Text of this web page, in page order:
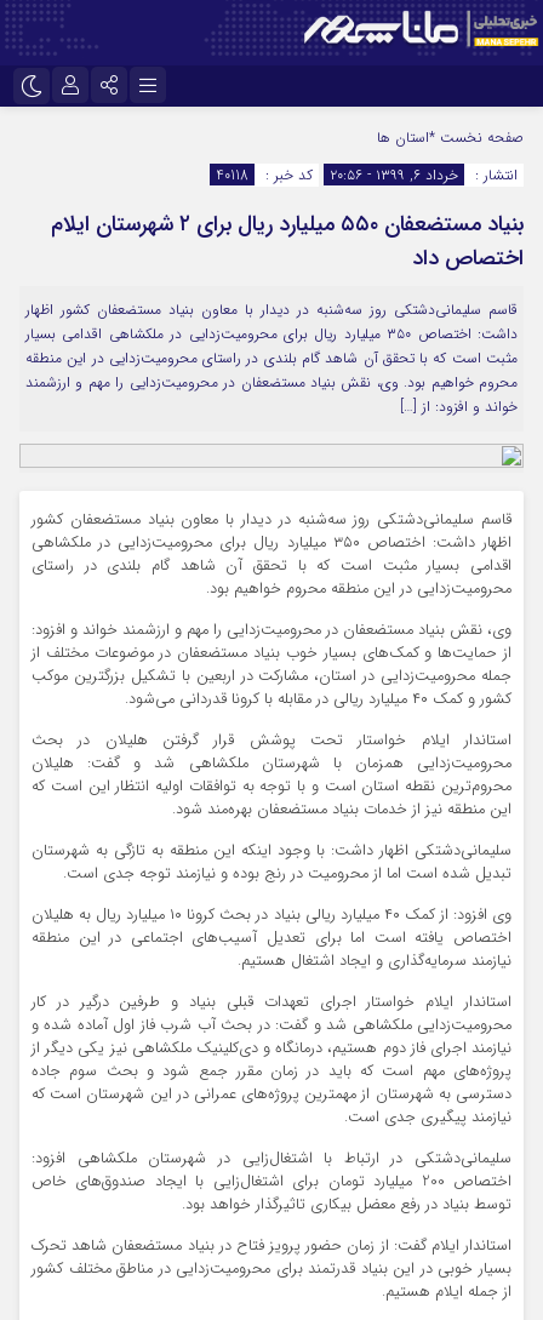
اینستاگرام
سروش
ایتا
آپارات
نام کاربری یا نشانی ایمیل
رمز عبور
مرا به خاطر بسپار
صفحه نخست *استان ها
انتشار :
خرداد ۶, ۱۳۹۹ - ۲۰:۵۶ کد خبر : 40118
بنیاد مستضعفان ۵۵۰ میلیارد ریال برای ۲ شهرستان ایلام
اختصاص داد
قاسم سلیمانی‌دشتکی روز سه‌شنبه در دیدار با معاون بنیاد مستضعفان کشور اظهار
داشت: اختصاص ۳۵۰ میلیارد ریال برای محرومیت‌زدایی در ملکشاهی اقدامی بسیار
مثبت است که با تحقق آن شاهد گام بلندی در راستای محرومیت‌زدایی در این منطقه
محروم خواهیم بود. وی، نقش بنیاد مستضعفان در محرومیت‌زدایی را مهم و ارزشمند
خواند و افزود: از […]
قاسم سلیمانی‌دشتکی روز سه‌شنبه در دیدار با معاون بنیاد مستضعفان کشور
اظهار داشت: اختصاص ۳۵۰ میلیارد ریال برای محرومیت‌زدایی در ملکشاهی
اقدامی بسیار مثبت است که با تحقق آن شاهد گام بلندی در راستای
محرومیت‌زدایی در این منطقه محروم خواهیم بود.
وی، نقش بنیاد مستضعفان در محرومیت‌زدایی را مهم و ارزشمند خواند و افزود:
از حمایت‌ها و کمک‌های بسیار خوب بنیاد مستضعفان در موضوعات مختلف از
جمله محرومیت‌زدایی در استان، مشارکت در اربعین با تشکیل بزرگترین موکب
کشور و کمک ۴۰ میلیارد ریالی در مقابله با کرونا قدردانی می‌شود.
استاندار ایلام خواستار تحت پوشش قرار گرفتن هلیلان در بحث
محرومیت‌زدایی همزمان با شهرستان ملکشاهی شد و گفت: هلیلان
محروم‌ترین نقطه استان است و با توجه به توافقات اولیه انتظار این است که
این منطقه نیز از خدمات بنیاد مستضعفان بهره‌مند شود.
سلیمانی‌دشتکی اظهار داشت: با وجود اینکه این منطقه به تازگی به شهرستان
تبدیل شده است اما از محرومیت در رنج بوده و نیازمند توجه جدی است.
وی افزود: از کمک ۴۰ میلیارد ریالی بنیاد در بحث کرونا ۱۰ میلیارد ریال به هلیلان
اختصاص یافته است اما برای تعدیل آسیب‌های اجتماعی در این منطقه
نیازمند سرمایه‌گذاری و ایجاد اشتغال هستیم.
استاندار ایلام خواستار اجرای تعهدات قبلی بنیاد و طرفین درگیر در کار
محرومیت‌زدایی ملکشاهی شد و گفت: در بحث آب شرب فاز اول آماده شده و
نیازمند اجرای فاز دوم هستیم، درمانگاه و دی‌کلینیک ملکشاهی نیز یکی دیگر از
پروژه‌های مهم است که باید در زمان مقرر جمع شود و بحث سوم جاده
دسترسی به شهرستان از مهمترین پروژه‌های عمرانی در این شهرستان است که
نیازمند پیگیری جدی است.
سلیمانی‌دشتکی در ارتباط با اشتغال‌زایی در شهرستان ملکشاهی افزود:
اختصاص 200 میلیارد تومان برای اشتغال‌زایی با ایجاد صندوق‌های خاص
توسط بنیاد در رفع معضل بیکاری تاثیرگذار خواهد بود.
استاندار ایلام گفت: از زمان حضور پرویز فتاح در بنیاد مستضعفان شاهد تحرک
بسیار خوبی در این بنیاد قدرتمند برای محرومیت‌زدایی در مناطق مختلف کشور
از جمله ایلام هستیم.